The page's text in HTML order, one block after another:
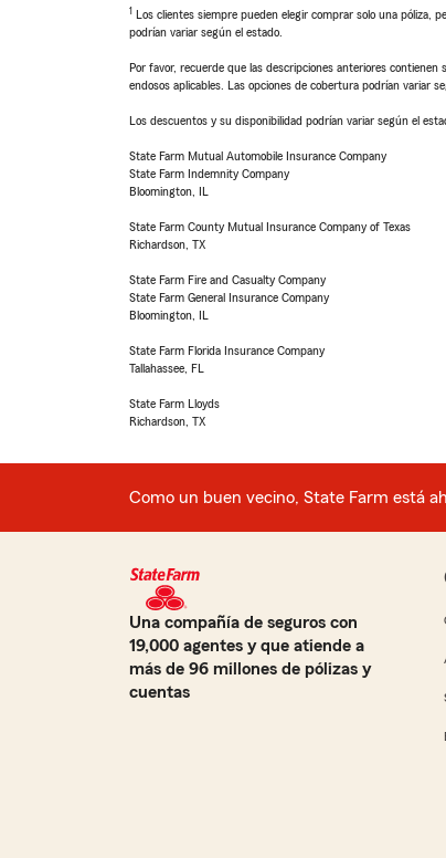
1 Los clientes siempre pueden elegir comprar solo una póliza,
podrían variar según el estado.
Por favor, recuerde que las descripciones anteriores
endosos aplicables. Las opciones de cobertura podrían variar
Los descuentos y su disponibilidad podrían variar según el
State Farm Mutual Automobile Insurance Company
State Farm Indemnity Company
Bloomington, IL
State Farm County Mutual Insurance Company of Texas
Richardson, TX
State Farm Fire and Casualty Company
State Farm General Insurance Company
Bloomington, IL
State Farm Florida Insurance Company
Tallahassee, FL
State Farm Lloyds
Richardson, TX
Como un buen vecino, State Farm está
Una compañía de seguros con
19,000 agentes y que atiende a
más de 96 millones de pólizas y
cuentas